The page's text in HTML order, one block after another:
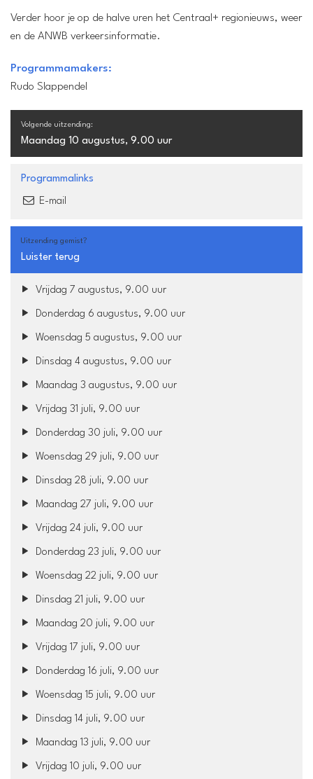
Verder hoor je op de halve uren het Centraal+ regionieuws, weer
en de ANWB verkeersinformatie.
Programmamakers:
Rudo Slappendel
Volgende uitzending:
Maandag 10 augustus, 9.00 uur
Programmalinks
E-mail
Uitzending gemist?
Luister terug
Vrijdag 7 augustus, 9.00 uur
Donderdag 6 augustus, 9.00 uur
Woensdag 5 augustus, 9.00 uur
Dinsdag 4 augustus, 9.00 uur
Maandag 3 augustus, 9.00 uur
Vrijdag 31 juli, 9.00 uur
Donderdag 30 juli, 9.00 uur
Woensdag 29 juli, 9.00 uur
Dinsdag 28 juli, 9.00 uur
Maandag 27 juli, 9.00 uur
Vrijdag 24 juli, 9.00 uur
Donderdag 23 juli, 9.00 uur
Woensdag 22 juli, 9.00 uur
Dinsdag 21 juli, 9.00 uur
Maandag 20 juli, 9.00 uur
Vrijdag 17 juli, 9.00 uur
Donderdag 16 juli, 9.00 uur
Woensdag 15 juli, 9.00 uur
Dinsdag 14 juli, 9.00 uur
Maandag 13 juli, 9.00 uur
Vrijdag 10 juli, 9.00 uur